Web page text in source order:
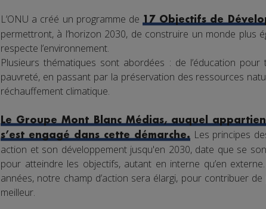
L’ONU a créé un programme de17 Objectifs de
permettront, à l’horizon 2030, de construire un monde plus
respecte l’environnement.
Plusieurs thématiques sont abordées : de l’éducation
pauvreté, en passant par la préservation des ressources
réchauffement climatique.
Le Groupe Mont Blanc Médias, auquel
s’est engagé dans cette démarche.Les principes
action et son développement jusqu'en 2030, date que se
pour atteindre les objectifs, autant en interne qu’en
années, notre champ d’action sera élargi, pour contribuer
meilleur.